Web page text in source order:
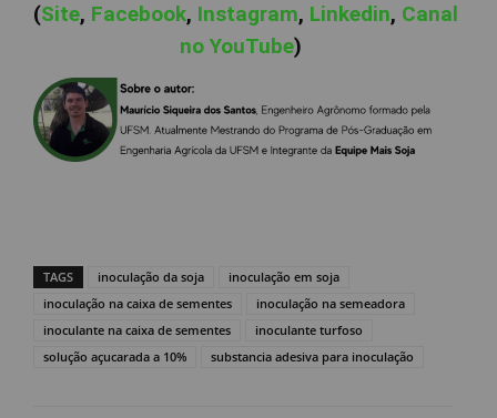
(Site, Facebook, Instagram, Linkedin, Canal
no YouTube)
TAGS inoculação da soja
inoculação em soja
inoculação na caixa de sementes
inoculação na semeadora
inoculante na caixa de sementes
inoculante turfoso
solução açucarada a 10%
substancia adesiva para inoculação